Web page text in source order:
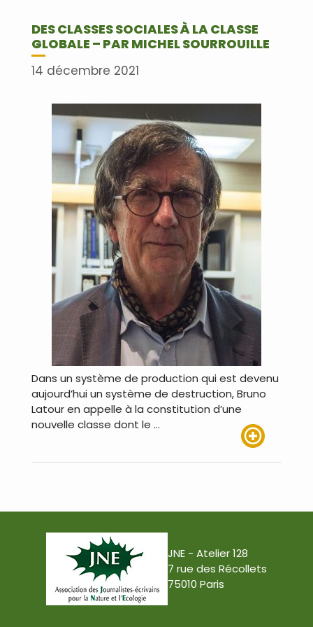
DES CLASSES SOCIALES À LA CLASSE
GLOBALE – PAR MICHEL SOURROUILLE
14 décembre 2021
Dans un système de production qui est devenu
aujourd’hui un système de destruction, Bruno
Latour en appelle à la constitution d’une
nouvelle classe dont le …
JNE - Atelier 128
7 rue des Récollets
75010 Paris